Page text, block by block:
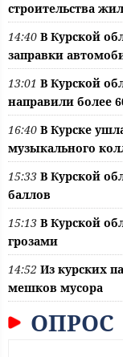
строительства
14:40 В Курской
заправки
13:01 В Курской
направили более
16:40 В Курске
музыкального
15:33 В Курской
баллов
15:13 В Курской
грозами
14:52 Из курских
мешков мусора
ОПРОС